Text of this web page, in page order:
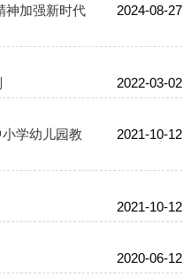
神加强新时代
2024-08-27
2022-03-02
学幼儿园教
2021-10-12
2021-10-12
2020-06-12